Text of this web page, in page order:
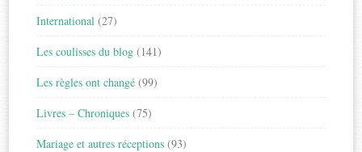
International (27)
Les coulisses du blog (141)
Les règles ont changé (99)
Livres – Chroniques (75)
Mariage et autres réceptions (93)